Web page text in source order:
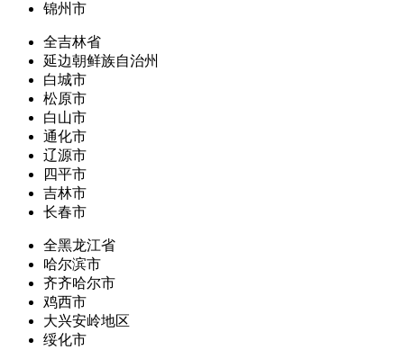
锦州市
全吉林省
延边朝鲜族自治州
白城市
松原市
白山市
通化市
辽源市
四平市
吉林市
长春市
全黑龙江省
哈尔滨市
齐齐哈尔市
鸡西市
大兴安岭地区
绥化市